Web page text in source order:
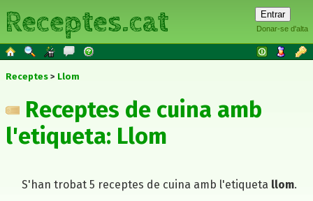
Donar-se d'alta
Receptes.cat
Receptes Llom
Receptes de cuina amb
l'etiqueta: Llom
S'han trobat 5 receptes de cuina amb l'etiqueta llom.